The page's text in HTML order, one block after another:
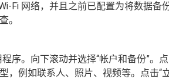
Fi 网络，并且之前已配置为将数据备
。
序。向下滚动并选择“帐户和备份”。
，例如联系人、照片、视频等。点击“